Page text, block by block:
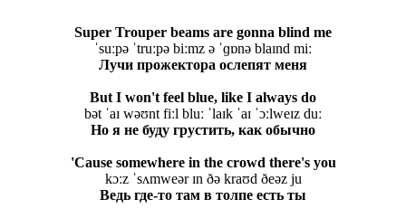
Super Trouper beams are gonna blind me
ˈsuːpə ˈtruːpə biːmz ə ˈɡɒnə blaɪnd miː
Лучи прожектора ослепят меня
But I won't feel blue, like I always do
bət ˈaɪ wəʊnt fiːl bluː ˈlaɪk ˈaɪ ˈɔːlweɪz duː
Но я не буду грустить, как обычно
'Cause somewhere in the crowd there's you
kɔːz ˈsʌmweər ɪn ðə kraʊd ðeəz ju
Ведь где-то там в толпе есть ты